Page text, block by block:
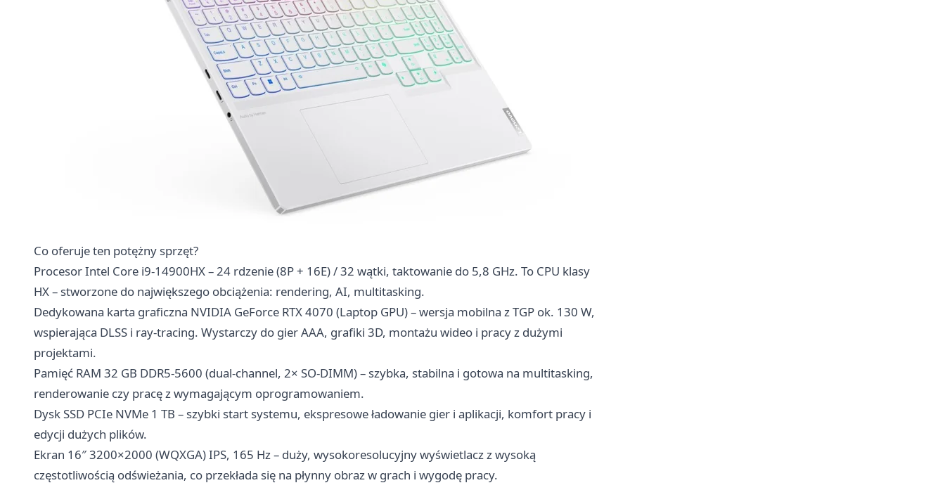
Co oferuje ten potężny sprzęt?
Procesor Intel Core i9-14900HX – 24 rdzenie (8P + 16E) / 32 wątki, taktowanie do 5,8 GHz. To CPU klasy
HX – stworzone do największego obciążenia: rendering, AI, multitasking.
Dedykowana karta graficzna NVIDIA GeForce RTX 4070 (Laptop GPU) – wersja mobilna z TGP ok. 130 W,
wspierająca DLSS i ray-tracing. Wystarczy do gier AAA, grafiki 3D, montażu wideo i pracy z dużymi
projektami.
Pamięć RAM 32 GB DDR5-5600 (dual-channel, 2× SO-DIMM) – szybka, stabilna i gotowa na multitasking,
renderowanie czy pracę z wymagającym oprogramowaniem.
Dysk SSD PCIe NVMe 1 TB – szybki start systemu, ekspresowe ładowanie gier i aplikacji, komfort pracy i
edycji dużych plików.
Ekran 16″ 3200×2000 (WQXGA) IPS, 165 Hz – duży, wysokoresolucyjny wyświetlacz z wysoką
częstotliwością odświeżania, co przekłada się na płynny obraz w grach i wygodę pracy.